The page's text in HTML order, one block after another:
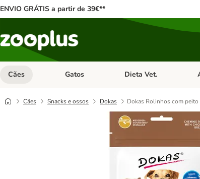
ENVIO GRÁTIS a partir de 39€**
Cães Abrir menu de categoria: Cães
Gatos Abrir menu de categoria:
Dieta Vet.
Cães Snacks e ossos Dokas Dokas Rolinhos com peito